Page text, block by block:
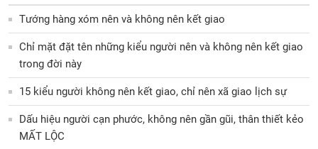
Tướng hàng xóm nên và không nên kết giao
Chỉ mặt đặt tên những kiểu người nên và không nên kết giao
trong đời này
15 kiểu người không nên kết giao, chỉ nên xã giao lịch sự
Dấu hiệu người cạn phước, không nên gần gũi, thân thiết kẻo
MẤT LỘC